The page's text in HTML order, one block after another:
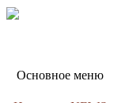
Основное меню